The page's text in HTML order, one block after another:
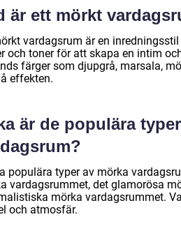
är ett mörkt
vardagsrum är en
och toner för att skapa en intim
färger som djupgrå, marsala,
effekten.
är de populära
populära typer av mörka
vardagsrummet, det glamorösa
mörka vardagsrummet.
och atmosfär.